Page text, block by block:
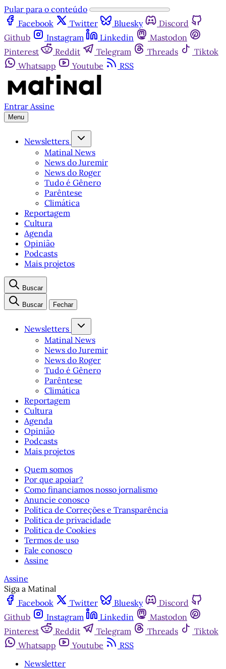
Pular para o conteúdo
Facebook
Twitter Bluesky
Discord
Github
Instagram Linkedin
Mastodon
Pinterest
Reddit Telegram Threads
Tiktok
Whatsapp
Youtube RSS
Entrar Assine
Menu
Newsletters
Matinal News
News do Juremir
News do Roger
Tudo é Gênero
Parêntese
Climática
Reportagem
Cultura
Agenda
Opinião
Podcasts
Mais projetos
Buscar
Buscar Fechar
Newsletters
Matinal News
News do Juremir
News do Roger
Tudo é Gênero
Parêntese
Climática
Reportagem
Cultura
Agenda
Opinião
Podcasts
Mais projetos
Quem somos
Por que apoiar?
Como financiamos nosso jornalismo
Anuncie conosco
Política de Correções e Transparência
Política de privacidade
Política de Cookies
Termos de uso
Fale conosco
Assine
Assine
Siga a Matinal
Facebook
Twitter Bluesky
Discord
Github
Instagram Linkedin
Mastodon
Pinterest
Reddit Telegram Threads
Tiktok
Whatsapp
Youtube
RSS
Newsletter